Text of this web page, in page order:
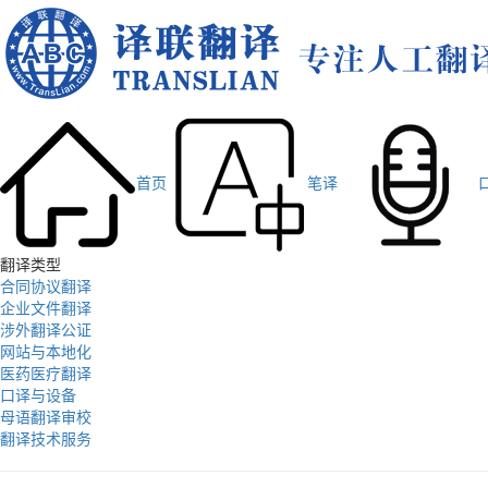
首页 笔译
翻译类型
合同协议翻译
企业文件翻译
涉外翻译公证
网站与本地化
医药医疗翻译
口译与设备
母语翻译审校
翻译技术服务